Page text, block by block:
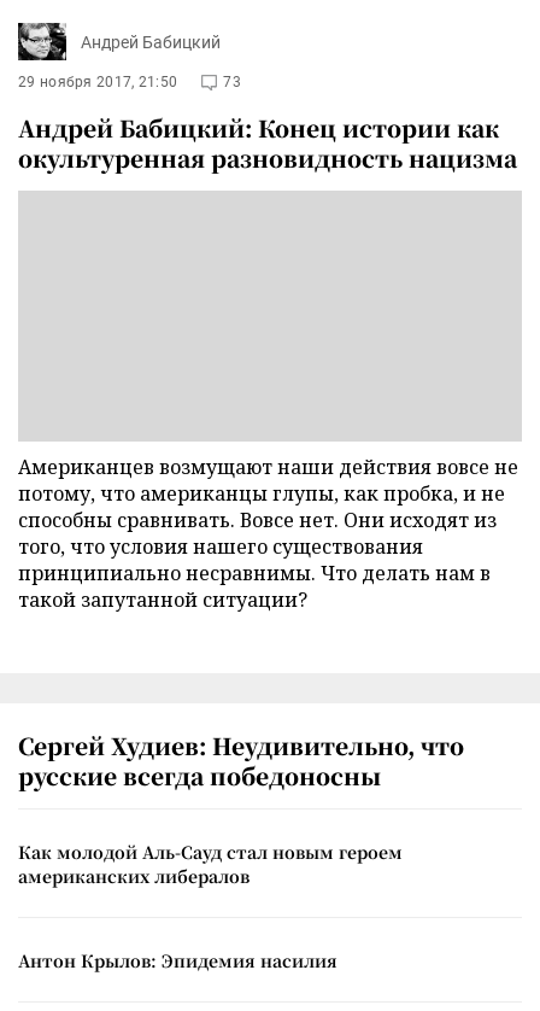
Андрей Бабицкий
29 ноября 2017, 21:50 73
Андрей Бабицкий: Конец истории как
окультуренная разновидность нацизма
Американцев возмущают наши действия вовсе не
потому, что американцы глупы, как пробка, и не
способны сравнивать. Вовсе нет. Они исходят из
того, что условия нашего существования
принципиально несравнимы. Что делать нам в
такой запутанной ситуации?
Сергей Худиев: Неудивительно, что
русские всегда победоносны
Как молодой Аль-Сауд стал новым героем
американских либералов
Антон Крылов: Эпидемия насилия